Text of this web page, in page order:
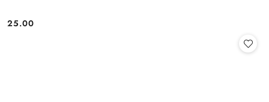
Cena:
25.00